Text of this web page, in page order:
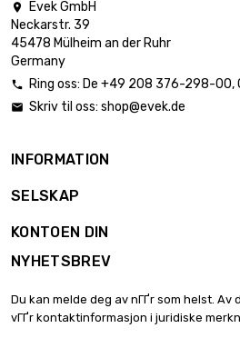
bredde : 100mm
lengde : 800mm
Tykkelse / styrke :
lengde : 900mm
1mm
lengde : 1000mm
1mm
lengde : 150mm
Tykkelse / styrke :
1mm
€

Evek GmbH
Neckarstr. 39
45478 Mülheim an der Ruhr
Germany
 Ring oss: De +49 208 376-298-00,
 Skriv til oss: shop@evek.de
INFORMATION
SELSKAP
KONTOEN DIN
NYHETSBREV
Du kan melde deg av nГҐr som helst. Av
vГҐr kontaktinformasjon i juridiske